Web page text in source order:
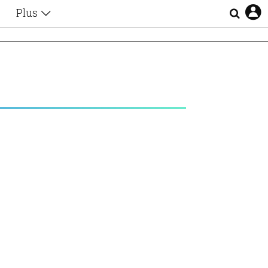
Plus